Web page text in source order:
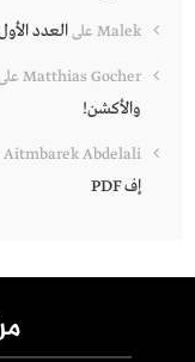
Malek علىالعدد
Matthias Gocher
والأكشن!
Aitmbarek Abdelali
إف PDF